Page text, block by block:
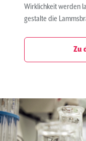
Wirklichkeit werden
gestalte die
Zu